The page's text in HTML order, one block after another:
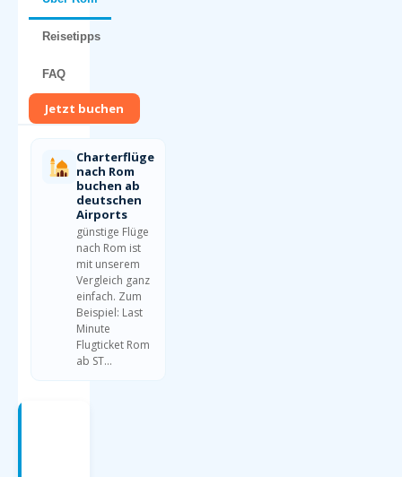
Reisetipps
FAQ
Jetzt buchen
Charterflüge
nach Rom
buchen ab
deutschen
Airports
günstige Flüge
nach Rom ist
mit unserem
Vergleich ganz
einfach. Zum
Beispiel: Last
Minute
Flugticket Rom
ab ST…